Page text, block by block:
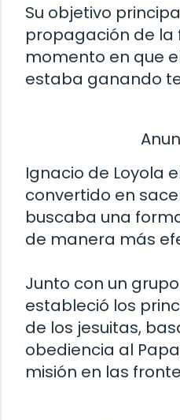
Su objetivo
propagación de la
momento en que
estaba ganando
Ignacio de Loyola
convertido en
buscaba una
de manera más
Junto con un
estableció los
de los jesuitas,
obediencia al
misión en las